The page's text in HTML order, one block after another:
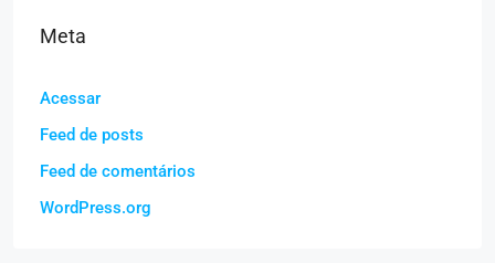
Meta
Acessar
Feed de posts
Feed de comentários
WordPress.org